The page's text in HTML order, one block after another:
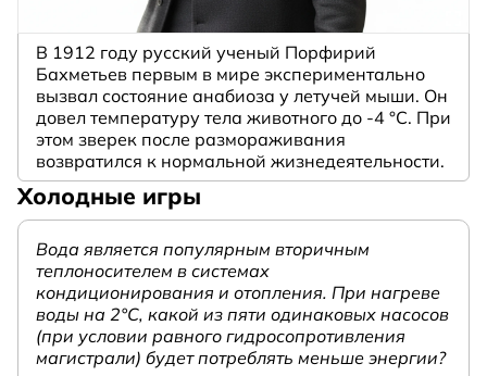
В 1912 году русский ученый Порфирий
Бахметьев первым в мире экспериментально
вызвал состояние анабиоза у летучей мыши. Он
довел температуру тела животного до -4 °C. При
этом зверек после размораживания
возвратился к нормальной жизнедеятельности.
Холодные игры
Вода является популярным вторичным
теплоносителем в системах
кондиционирования и отопления. При нагреве
воды на 2°С, какой из пяти одинаковых насосов
(при условии равного гидросопротивления
магистрали) будет потреблять меньше энергии?